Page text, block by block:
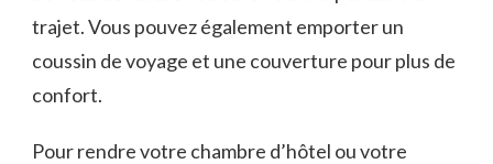
trajet. ‍Vous pouvez ⁣également emporter un ​
coussin de‌ voyage et une couverture‌ pour plus ⁤de
confort.
Pour​ rendre votre chambre d’hôtel ou votre